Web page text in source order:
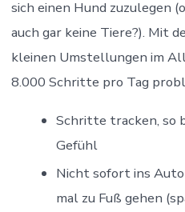
sich einen Hund zuzulegen
auch gar keine Tiere?). Mit
kleinen Umstellungen im
8.000 Schritte pro Tag
Schritte tracken, so
Gefühl
Nicht sofort ins
mal zu Fuß gehen